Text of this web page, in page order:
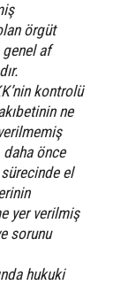
örgüt
genel af
kontrolü
ne
önce
el
yer verilmiş
sorunu
hukuki